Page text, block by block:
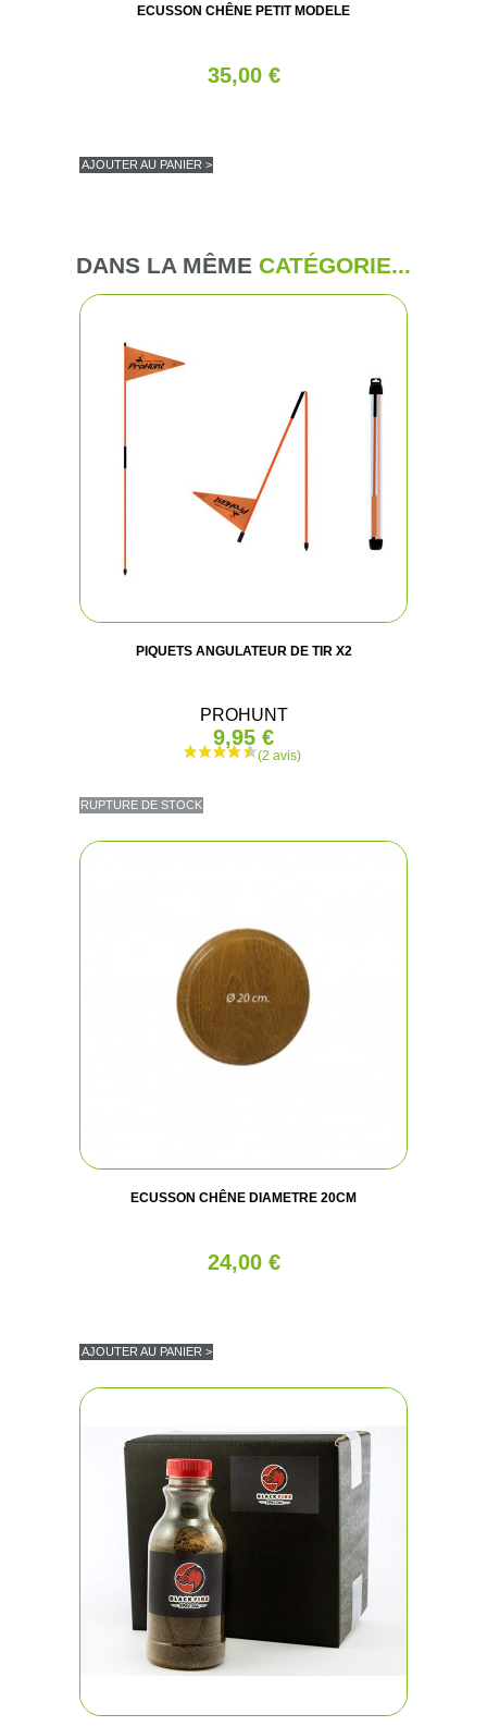
ECUSSON CHÊNE PETIT MODELE
35,00 €
AJOUTER AU PANIER >
DANS LA MÊME CATÉGORIE...
PIQUETS ANGULATEUR DE TIR X2
PROHUNT
9,95 €
RUPTURE DE STOCK
ECUSSON CHÊNE DIAMETRE 20CM
24,00 €
AJOUTER AU PANIER >